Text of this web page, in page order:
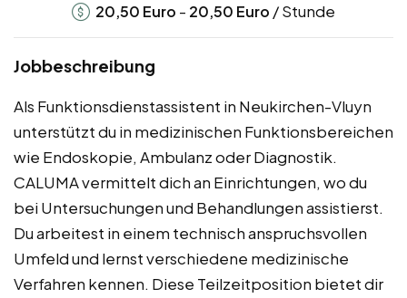
20,50 Euro - 20,50 Euro / Stunde
Jobbeschreibung
Als Funktionsdienstassistent in Neukirchen-Vluyn
unterstützt du in medizinischen Funktionsbereichen
wie Endoskopie, Ambulanz oder Diagnostik.
CALUMA vermittelt dich an Einrichtungen, wo du
bei Untersuchungen und Behandlungen assistierst.
Du arbeitest in einem technisch anspruchsvollen
Umfeld und lernst verschiedene medizinische
Verfahren kennen. Diese Teilzeitposition bietet dir